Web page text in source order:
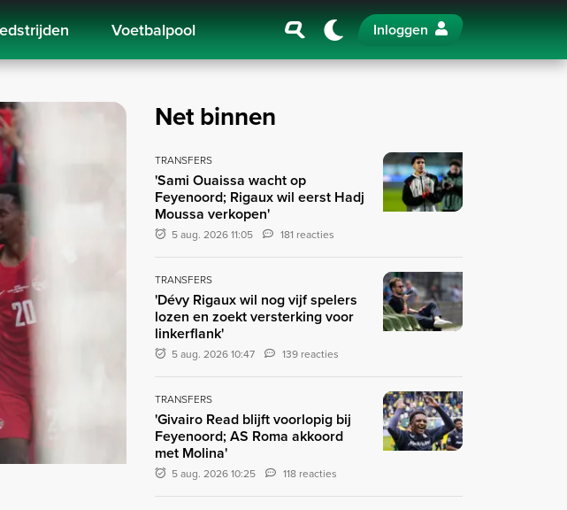
Voetbalpool Inloggen
Net binnen
TRANSFERS
'Sami Ouaissa wacht op
Feyenoord; Rigaux wil eerst Hadj
Moussa verkopen'
5 aug. 2026 11:05 181 reacties
TRANSFERS
'Dévy Rigaux wil nog vijf spelers
lozen en zoekt versterking voor
linkerflank'
5 aug. 2026 10:47 139 reacties
TRANSFERS
'Givairo Read blijft voorlopig bij
Feyenoord; AS Roma akkoord
met Molina'
5 aug. 2026 10:25 118 reacties